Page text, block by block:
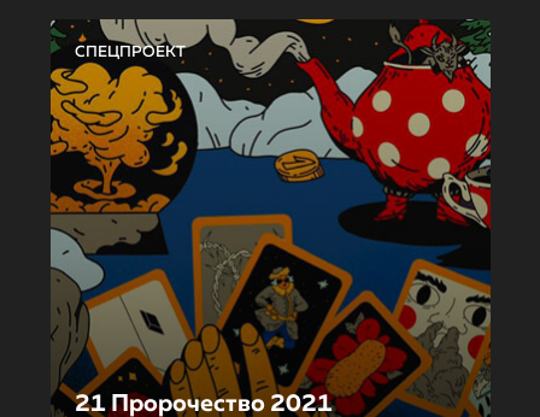
СПЕЦПРОЕКТ
21 Пророчество 2021